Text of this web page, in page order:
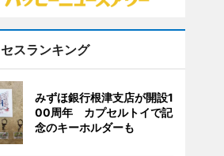
スランキング
みずほ銀行根津支店が開設1
00周年 カプセルトイで記
念のキーホルダーも